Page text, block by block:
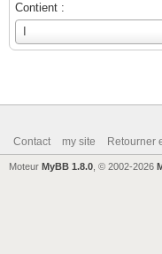
Contient :
Utilisateur
Contact my site Retourner
Moteur MyBB 1.8.0 , © 2002-2026